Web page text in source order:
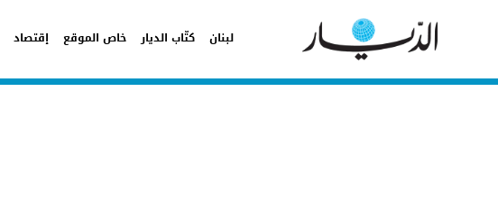
لبنان كتّاب الديار خاص الموقع إقتصاد